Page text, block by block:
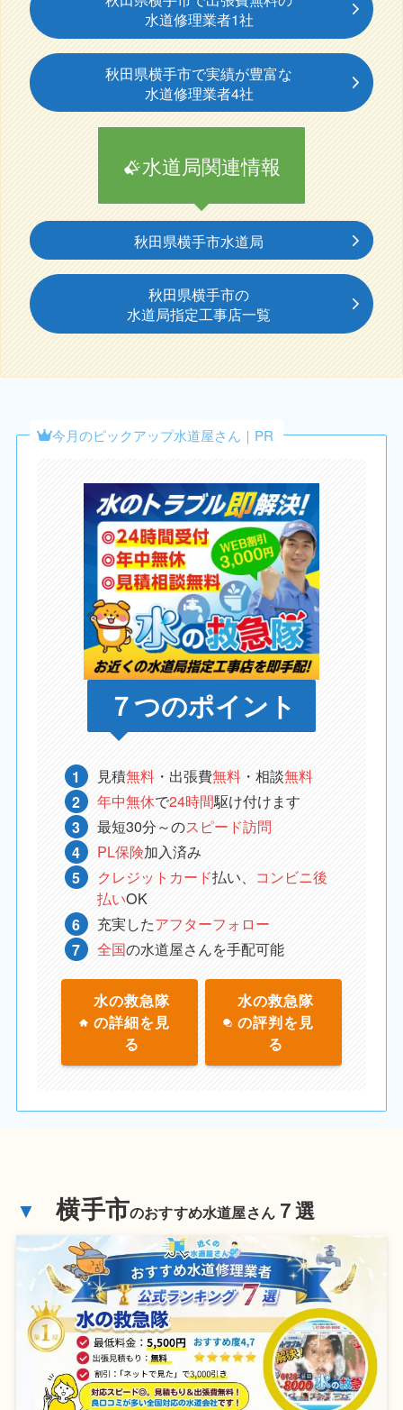
水道修理業者1社
秋田県横手市で実績が豊富な
水道修理業者4社
水道局関連情報
秋田県横手市水道局
秋田県横手市の
水道局指定工事店一覧
今月のピックアップ水道屋さん｜PR
７つのポイント
見積無料 ・出張費無料 ・相談無料
年中無休で24時間駆け付けます
最短30分～のスピード訪問
PL保険加入済み
クレジットカード払い、 コンビニ後
払いOK
充実したアフターフォロー
全国の水道屋さんを手配可能
水の救急隊
の詳細を見
る
水の救急隊
の評判を見
る
▼ 横手市のおすすめ水道屋さん７選